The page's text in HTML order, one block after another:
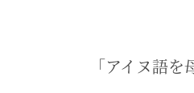
「アイヌ語